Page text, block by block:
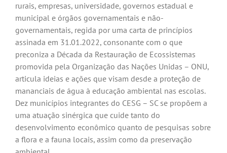
rurais, empresas, universidade, governos estadual e
municipal e órgãos governamentais e não-
governamentais, regida por uma carta de princípios
assinada em 31.01.2022, consonante com o que
preconiza a Década da Restauração de Ecossistemas
promovida pela Organização das Nações Unidas – ONU,
articula ideias e ações que visam desde a proteção de
mananciais de água à educação ambiental nas escolas.
Dez municípios integrantes do CESG – SC se propõem a
uma atuação sinérgica que cuide tanto do
desenvolvimento econômico quanto de pesquisas sobre
a flora e a fauna locais, assim como da preservação